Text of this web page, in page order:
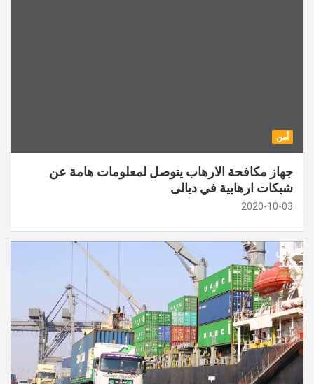
أمن
جهاز مكافحة الارهاب يتوصل لمعلومات هامة عن
شبكات ارهابية في ديالى
2020-10-03